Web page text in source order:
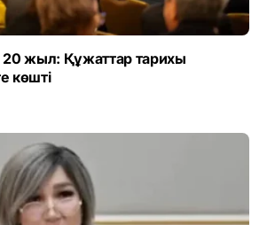
20 жыл: Құжаттар тарихы
көшті